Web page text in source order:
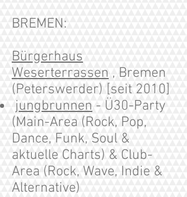
BREMEN:
Bürgerhaus
Weserterrassen , Bremen
(Peterswerder) [seit 2010]
jungbrunnen - Ü30-Party
(Main-Area (Rock, Pop,
Dance, Funk, Soul &
aktuelle Charts) & Club-
Area (Rock, Wave, Indie &
Alternative)